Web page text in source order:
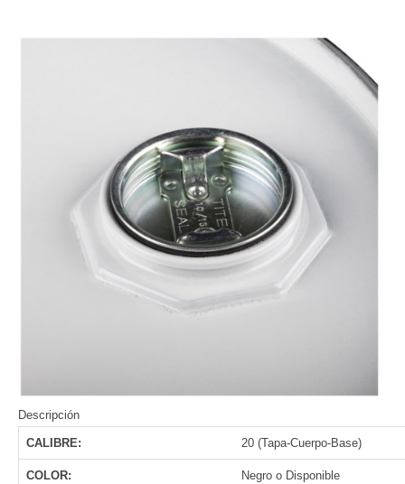
Descripción
CALIBRE: 20 (Tapa-Cuerpo-Base)
COLOR: Negro o Disponible